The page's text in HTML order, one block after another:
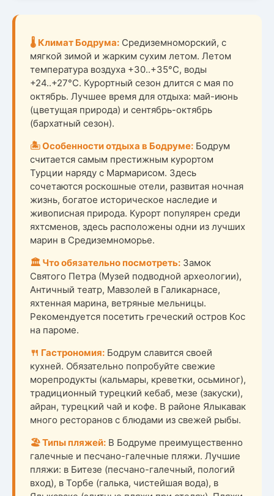
🌡️ Климат Бодрума: Средиземноморский, с
мягкой зимой и жарким сухим летом. Летом
температура воздуха +30..+35°C, воды
+24..+27°C. Курортный сезон длится с мая по
октябрь. Лучшее время для отдыха: май-июнь
(цветущая природа) и сентябрь-октябрь
(бархатный сезон).
🏝️ Особенности отдыха в Бодруме: Бодрум
считается самым престижным курортом
Турции наряду с Мармарисом. Здесь
сочетаются роскошные отели, развитая ночная
жизнь, богатое историческое наследие и
живописная природа. Курорт популярен среди
яхтсменов, здесь расположены одни из лучших
марин в Средиземноморье.
🏛️ Что обязательно посмотреть: Замок
Святого Петра (Музей подводной археологии),
Античный театр, Мавзолей в Галикарнасе,
яхтенная марина, ветряные мельницы.
Рекомендуется посетить греческий остров Кос
на пароме.
🍴 Гастрономия: Бодрум славится своей
кухней. Обязательно попробуйте свежие
морепродукты (кальмары, креветки, осьминог),
традиционный турецкий кебаб, мезе (закуски),
айран, турецкий чай и кофе. В районе Ялыкавак
много ресторанов с блюдами из свежей рыбы.
🏖️ Типы пляжей: В Бодруме преимущественно
галечные и песчано-галечные пляжи. Лучшие
пляжи: в Битезе (песчано-галечный, пологий
вход), в Торбе (галька, чистейшая вода), в